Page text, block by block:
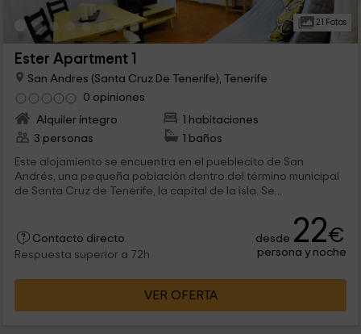
21 Fotos
Ester Apartment 1
San Andres (Santa Cruz De Tenerife), Tenerife
0 opiniones
Alquiler íntegro
1 habitaciones
3 personas
1 baños
Este alojamiento se encuentra en el pueblecito de San
Andrés, una pequeña población dentro del término municipal
de Santa Cruz de Tenerife, la capital de la isla. Se...
Contacto directo
Respuesta superior a 72h
desde 22€
persona y noche
VER OFERTA